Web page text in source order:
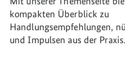
kompakten Überblick zu
Handlungsempfehlungen,
und Impulsen aus der Praxis.